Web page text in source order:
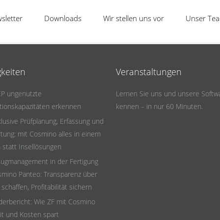
Downloads Wir stellen uns vor Unser
ungenutzte
erkennen
Prüfplanung, Erfassung und
mit Cosmino alles in einem
statt Insellösungen
in der Fertigung
Panteo: Transparenz über
Profitabilität sichern
Wie ZF mit Cosmino
und Kosten spart
Veranstaltungen
Lernen Sie uns und unsere
kennen – in nur 60 Minuten.